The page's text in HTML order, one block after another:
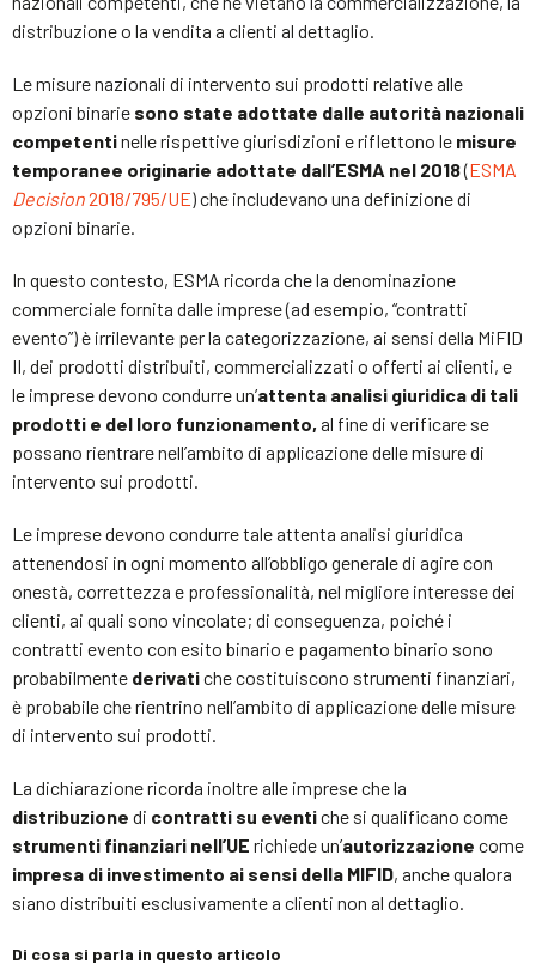
distribuzione o la vendita a clienti al dettaglio.
Le misure nazionali di intervento sui prodotti relative alle
opzioni binarie sono state adottate dalle autorità nazionali
competentinelle rispettive giurisdizioni e riflettono le misure
temporanee originarie adottate dall’ESMA nel 2018(ESMA
Decision2018/795/UE) che includevano una definizione di
opzioni binarie.
In questo contesto, ESMA ricorda che la denominazione
commerciale fornita dalle imprese (ad esempio, “contratti
evento”) è irrilevante per la categorizzazione, ai sensi della MiFID
II, dei prodotti distribuiti, commercializzati o offerti ai clienti, e
le imprese devono condurre un’attenta analisi giuridica di tali
prodotti e del loro funzionamento, al fine di verificare se
possano rientrare nell’ambito di applicazione delle misure di
intervento sui prodotti.
Le imprese devono condurre tale attenta analisi giuridica
attenendosi in ogni momento all’obbligo generale di agire con
onestà, correttezza e professionalità, nel migliore interesse dei
clienti, ai quali sono vincolate; di conseguenza, poiché i
contratti evento con esito binario e pagamento binario sono
probabilmente derivati​​che costituiscono strumenti finanziari,
è probabile che rientrino nell’ambito di applicazione delle misure
di intervento sui prodotti.
La dichiarazione ricorda inoltre alle imprese che la
distribuzione di contratti su eventiche si qualificano come
strumenti finanziari nell’UE richiede un’autorizzazione come
impresa di investimento ai sensi della MIFID, anche qualora
siano distribuiti esclusivamente a clienti non al dettaglio.
Di cosa si parla in questo articolo